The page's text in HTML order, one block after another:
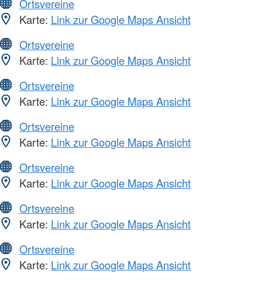
Ortsvereine
Karte: Link zur Google Maps Ansicht
Ortsvereine
Karte: Link zur Google Maps Ansicht
Ortsvereine
Karte: Link zur Google Maps Ansicht
Ortsvereine
Karte: Link zur Google Maps Ansicht
Ortsvereine
Karte: Link zur Google Maps Ansicht
Ortsvereine
Karte: Link zur Google Maps Ansicht
Ortsvereine
Karte: Link zur Google Maps Ansicht